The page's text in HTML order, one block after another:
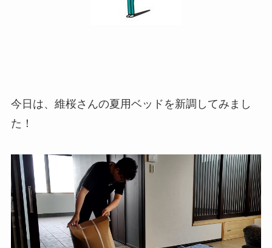
今日は、維桜さんの夏用ベッドを新調してみまし
た！